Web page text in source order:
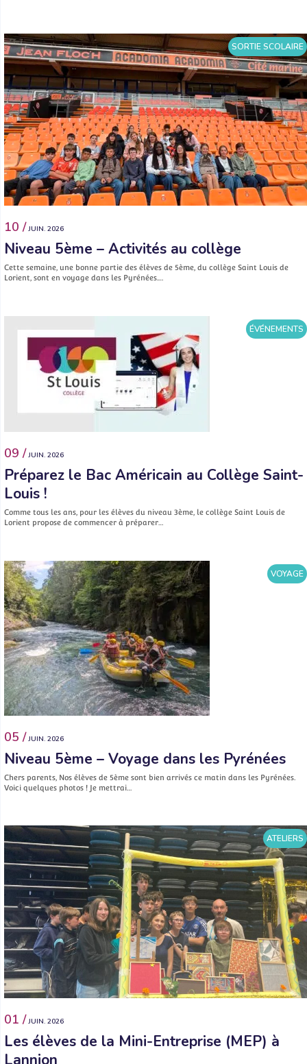
SORTIE SCOLAIRE
10 / JUIN. 2026
Niveau 5ème – Activités au collège
Cette semaine, une bonne partie des élèves de 5ème, du collège Saint Louis de
Lorient, sont en voyage dans les Pyrénées.…
ÉVÉNEMENTS
09 / JUIN. 2026
Préparez le Bac Américain au Collège Saint-
Louis !
Comme tous les ans, pour les élèves du niveau 3ème, le collège Saint Louis de
Lorient propose de commencer à préparer…
VOYAGE
05 / JUIN. 2026
Niveau 5ème – Voyage dans les Pyrénées
Chers parents, Nos élèves de 5ème sont bien arrivés ce matin dans les Pyrénées.
Voici quelques photos ! Je mettrai…
ATELIERS
01 / JUIN. 2026
Les élèves de la Mini-Entreprise (MEP) à
Lannion